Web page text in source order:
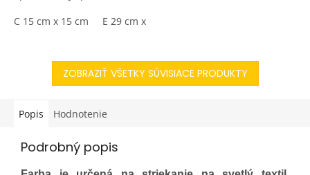
šablónu umiestňujete.
C 15 cm x 15 cm E 29 cm x 29 cm
ZOBRAZIŤ VŠETKY SÚVISIACE PRODUKTY
Popis Hodnotenie
Podrobný popis